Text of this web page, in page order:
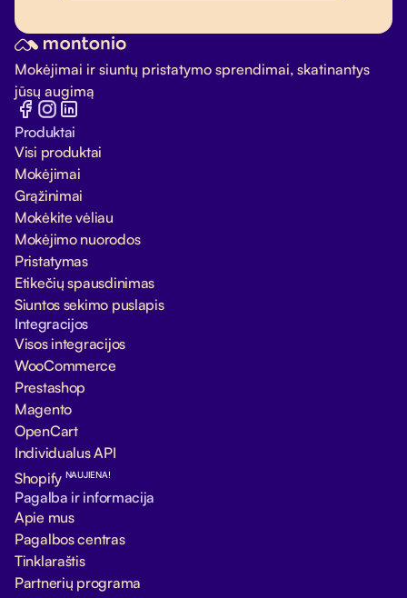
Mokėjimai ir siuntų pristatymo sprendimai, skatinantys
jūsų augimą
Produktai
Visi produktai
Mokėjimai
Grąžinimai
Mokėkite vėliau
Mokėjimo nuorodos
Pristatymas
Etikečių spausdinimas
Siuntos sekimo puslapis
Integracijos
Visos integracijos
WooCommerce
Prestashop
Magento
OpenCart
Individualus API
Shopify NAUJIENA!
Pagalba ir informacija
Apie mus
Pagalbos centras
Tinklaraštis
Partnerių programa